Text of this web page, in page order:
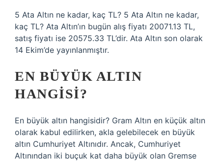
5 Ata Altın ne kadar, kaç TL? 5 Ata Altın ne kadar,
kaç TL? Ata Altın’ın bugün alış fiyatı 20071.13 TL,
satış fiyatı ise 20575.33 TL’dir. Ata Altın son olarak
14 Ekim’de yayınlanmıştır.
EN BÜYÜK ALTIN
HANGISI?
En büyük altın hangisidir? Gram Altın en küçük altın
olarak kabul edilirken, akla gelebilecek en büyük
altın Cumhuriyet Altınıdır. Ancak, Cumhuriyet
Altınından iki buçuk kat daha büyük olan Gremse